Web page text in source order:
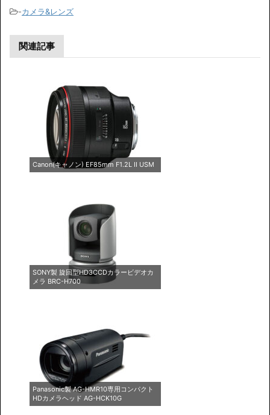
-カメラ&レンズ
関連記事
Canon(キャノン) EF85mm F1.2L II USM
SONY製 旋回型HD3CCDカラービデオカ
メラ BRC-H700
Panasonic製 AG-HMR10専用コンパクト
HDカメラヘッド AG-HCK10G